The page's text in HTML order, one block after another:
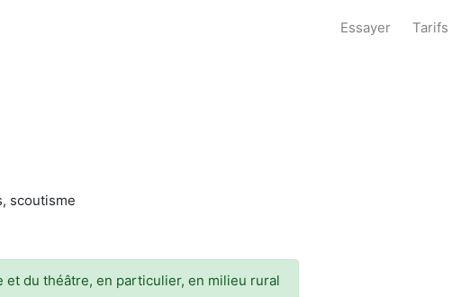
Essayer Tarifs
scoutisme
du théâtre, en particulier, en milieu rural